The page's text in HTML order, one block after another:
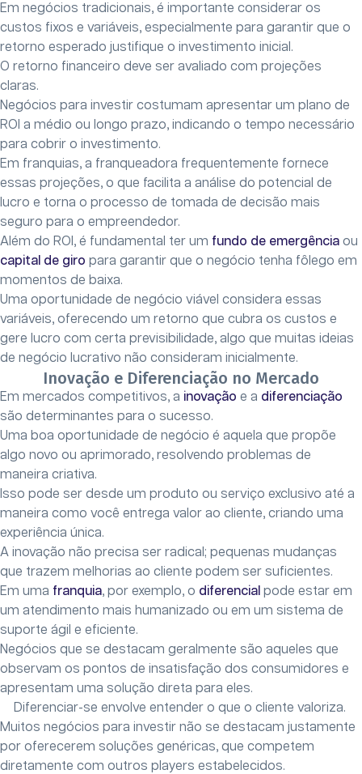
Em negócios tradicionais, é importante considerar os
custos fixos e variáveis, especialmente para garantir que o
retorno esperado justifique o investimento inicial.
O retorno financeiro deve ser avaliado com projeções
claras.
Negócios para investir costumam apresentar um plano de
ROI a médio ou longo prazo, indicando o tempo necessário
para cobrir o investimento.
Em franquias, a franqueadora frequentemente fornece
essas projeções, o que facilita a análise do potencial de
lucro e torna o processo de tomada de decisão mais
seguro para o empreendedor.
Além do ROI, é fundamental ter um fundo de emergência ou
capital de giro para garantir que o negócio tenha fôlego em
momentos de baixa.
Uma oportunidade de negócio viável considera essas
variáveis, oferecendo um retorno que cubra os custos e
gere lucro com certa previsibilidade, algo que muitas ideias
de negócio lucrativo não consideram inicialmente.
Inovação e Diferenciação no Mercado
Em mercados competitivos, a inovação e a diferenciação
são determinantes para o sucesso.
Uma boa oportunidade de negócio é aquela que propõe
algo novo ou aprimorado, resolvendo problemas de
maneira criativa.
Isso pode ser desde um produto ou serviço exclusivo até a
maneira como você entrega valor ao cliente, criando uma
experiência única.
A inovação não precisa ser radical; pequenas mudanças
que trazem melhorias ao cliente podem ser suficientes.
Em uma franquia, por exemplo, o diferencial pode estar em
um atendimento mais humanizado ou em um sistema de
suporte ágil e eficiente.
Negócios que se destacam geralmente são aqueles que
observam os pontos de insatisfação dos consumidores e
apresentam uma solução direta para eles.
Diferenciar-se envolve entender o que o cliente valoriza.
Muitos negócios para investir não se destacam justamente
por oferecerem soluções genéricas, que competem
diretamente com outros players estabelecidos.